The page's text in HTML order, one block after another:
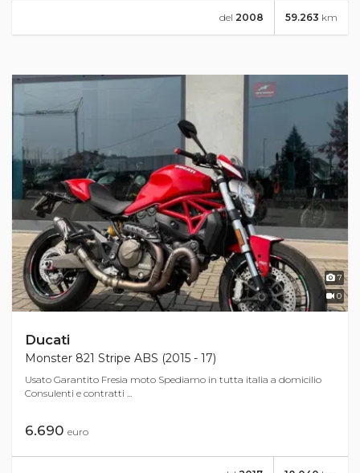
59.263 km
del 2008
7
0
Ducati
Monster 821 Stripe ABS (2015 - 17)
Usato Garantito Fresia moto Spediamo in tutta italia a domicilio
Consulenti e contratti ...
6.690 euro